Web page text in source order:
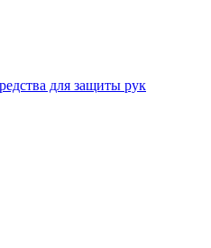
для защиты рук